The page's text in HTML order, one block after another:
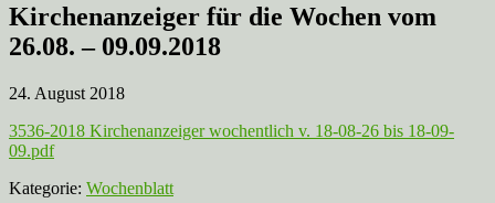
Kirchenanzeiger für die Wochen vom
26.08. – 09.09.2018
24. August 2018
3536-2018 Kirchenanzeiger wochentlich v. 18-08-26 bis 18-09-
09.pdf
Kategorie: Wochenblatt